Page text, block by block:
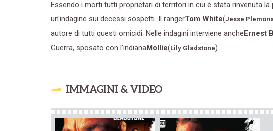
Essendo i morti tutti proprietari di territori in cui è stata rinvenuta la
un'indagine sui decessi sospetti. Il rangerTom White(Jesse Plemons
autore di tutti questi omicidi. Nelle indagini interviene ancheErnest
Guerra, sposato con l'indianaMollie(Lily Gladstone).
IMMAGINI & VIDEO